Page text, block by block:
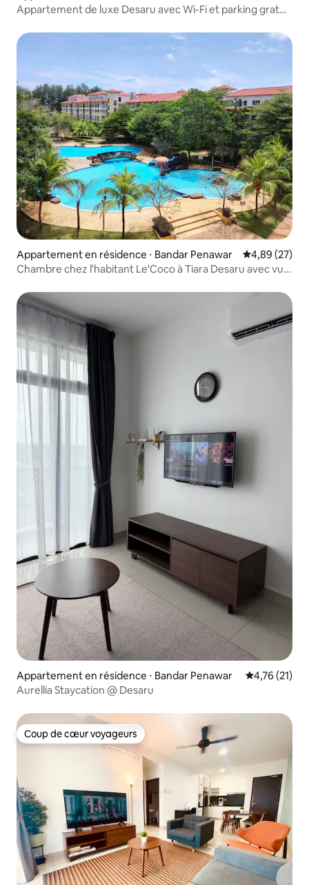
Appartement de luxe Desaru avec Wi-Fi et parking gratuit
Appartement en résidence ⋅ Bandar Penawar Évaluation
4,89 (27)
Chambre chez l'habitant Le'Coco à Tiara Desaru avec vue
Appartement en résidence ⋅ Bandar Penawar Évaluation
4,76 (21)
Aurellia Staycation @ Desaru
Coup de cœur voyageurs
Coup de cœur voyageurs